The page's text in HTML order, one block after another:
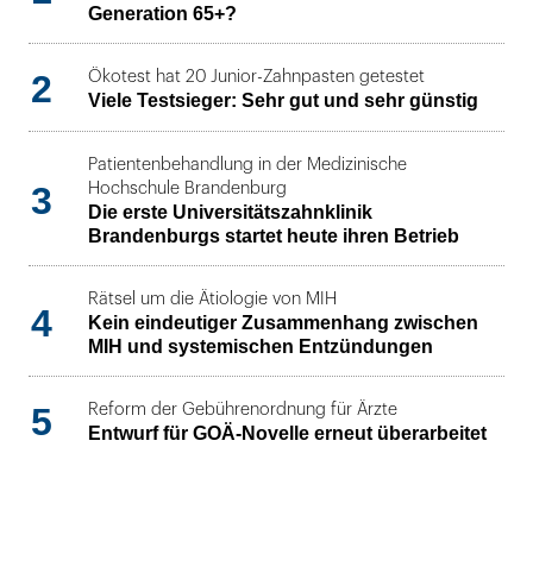
Generation 65+?
2 Ökotest hat 20 Junior-Zahnpasten getestet
Viele Testsieger: Sehr gut und sehr günstig
3
Patientenbehandlung in der Medizinische
Hochschule Brandenburg
Die erste Universitätszahnklinik
Brandenburgs startet heute ihren Betrieb
4
Rätsel um die Ätiologie von MIH
Kein eindeutiger Zusammenhang zwischen
MIH und systemischen Entzündungen
5 Reform der Gebührenordnung für Ärzte
Entwurf für GOÄ-Novelle erneut überarbeitet